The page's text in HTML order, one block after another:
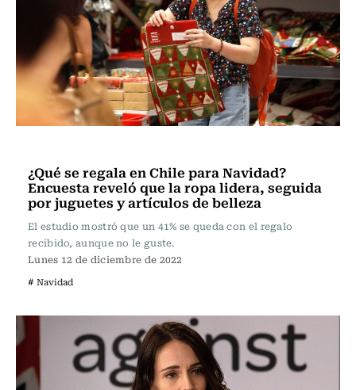
¿Qué se regala en Chile para Navidad?
Encuesta reveló que la ropa lidera, seguida
por juguetes y artículos de belleza
El estudio mostró que un 41% se queda con el regalo
recibido, aunque no le guste.
Lunes 12 de diciembre de 2022
# Navidad